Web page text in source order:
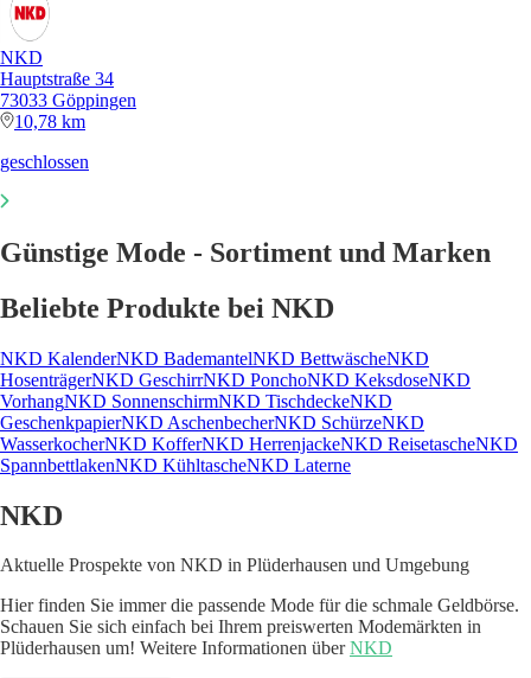
NKD
Hauptstraße 34
73033 Göppingen
10,78 km
geschlossen
Günstige Mode - Sortiment und Marken
Beliebte Produkte bei NKD
NKD KalenderNKD BademantelNKD BettwäscheNKD
HosenträgerNKD GeschirrNKD PonchoNKD KeksdoseNKD
VorhangNKD SonnenschirmNKD TischdeckeNKD
GeschenkpapierNKD AschenbecherNKD SchürzeNKD
WasserkocherNKD KofferNKD HerrenjackeNKD ReisetascheNKD
SpannbettlakenNKD KühltascheNKD Laterne
NKD
Aktuelle Prospekte von NKD in Plüderhausen und Umgebung
Hier finden Sie immer die passende Mode für die schmale Geldbörse.
Schauen Sie sich einfach bei Ihrem preiswerten Modemärkten in
Plüderhausen um! Weitere Informationen überNKD